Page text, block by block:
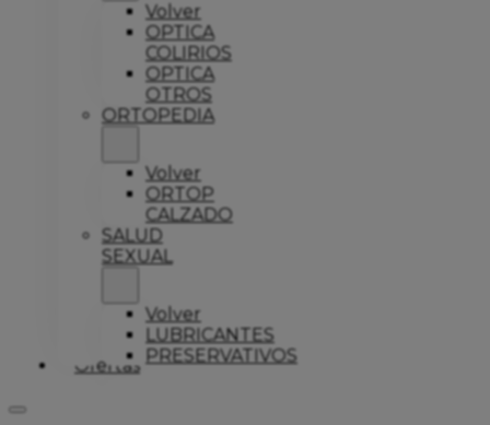
Volver
OPTICA
COLIRIOS
OPTICA
OTROS
ORTOPEDIA
Volver
ORTOP
CALZADO
SALUD
SEXUAL
Volver
LUBRICANTES
PRESERVATIVOS
Ofertas